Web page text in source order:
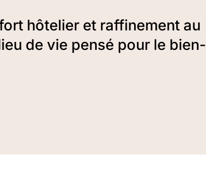
hôtelier et raffinement au
de vie pensé pour le bien-